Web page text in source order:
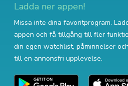
Ladda ner appen!
Missa inte dina favoritprogram.
appen och få tillgång till fler
din egen watchlist, påminnelser
till en annonsfri upplevelse.